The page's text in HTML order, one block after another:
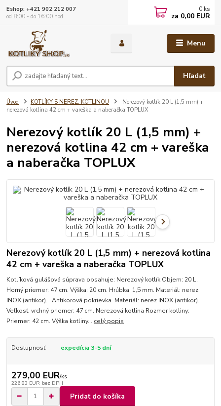
Menu
Hľadať
Eshop: +421 902 212 007
od 8:00 - do 16:00 hod
0 ks
za 0,00 EUR
Úvod KOTLÍKY S NEREZ. KOTLINOU
Nerezový kotlík 20 L (1,5 mm) +
nerezová kotlina 42 cm + vareška a naberačka TOPLUX
Nerezový kotlík 20 L (1,5 mm) +
nerezová kotlina 42 cm + vareška
a naberačka TOPLUX
Nerezový kotlík 20 L (1,5 mm) + nerezová kotlina
42 cm + vareška a naberačka TOPLUX
Kotlíková gulášová súprava obsahuje: Nerezový kotlík Objem: 20 L.
Horný priemer: 47 cm. Výška: 20 cm. Hrúbka: 1,5 mm. Materiál: nerez
INOX (antikor). Antikorová pokrievka. Materiál: nerez INOX (antikor).
Veľkosť: vrchný priemer: 47 cm. Nerezová kotlina Rozmer kotliny:
Priemer: 42 cm. Výška kotliny... celý popis
Dostupnosť expedícia 3-5 dní
279,00 EUR/ks
226,83 EUR bez DPH
Pridať do košíka